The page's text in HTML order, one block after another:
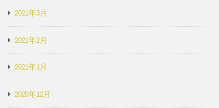
2021年3月
2021年2月
2021年1月
2020年12月